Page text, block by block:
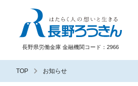
長野県労働金庫 金融機関コード：2966
TOP お知らせ